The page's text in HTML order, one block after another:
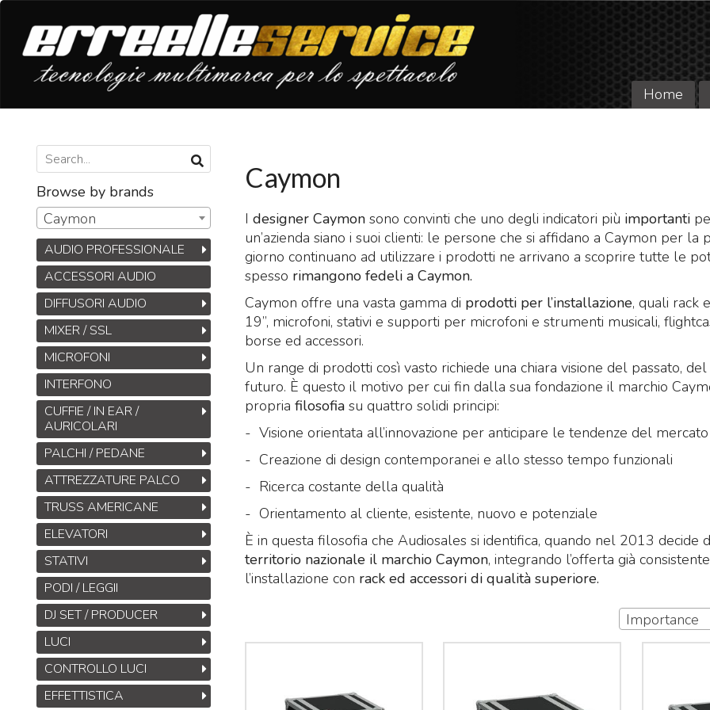
Home
Caymon
I designer Caymon sono convinti che uno degli indicatori più importanti
un’azienda siano i suoi clienti: le persone che si affidano a Caymon per la
giorno continuano ad utilizzare i prodotti ne arrivano a scoprire tutte le
spesso rimangono fedeli a Caymon.
Caymon offre una vasta gamma di prodotti per l’installazione, quali rack
19”, microfoni, stativi e supporti per microfoni e strumenti musicali,
borse ed accessori.
Un range di prodotti così vasto richiede una chiara visione del passato,
futuro. È questo il motivo per cui fin dalla sua fondazione il marchio
propria filosofia su quattro solidi principi:
- Visione orientata all’innovazione per anticipare le tendenze del mercato
- Creazione di design contemporanei e allo stesso tempo funzionali
- Ricerca costante della qualità
- Orientamento al cliente, esistente, nuovo e potenziale
È in questa filosofia che Audiosales si identifica, quando nel 2013 decide
territorio nazionale il marchio Caymon, integrando l’offerta già
l’installazione con rack ed accessori di qualità superiore.
Importance
Browse by brands
Caymon
AUDIO PROFESSIONALE
ACCESSORI AUDIO
DIFFUSORI AUDIO
MIXER / SSL
MICROFONI
INTERFONO
CUFFIE / IN EAR /
AURICOLARI
PALCHI / PEDANE
ATTREZZATURE PALCO
TRUSS AMERICANE
ELEVATORI
STATIVI
PODI / LEGGII
DJ SET / PRODUCER
LUCI
CONTROLLO LUCI
EFFETTISTICA